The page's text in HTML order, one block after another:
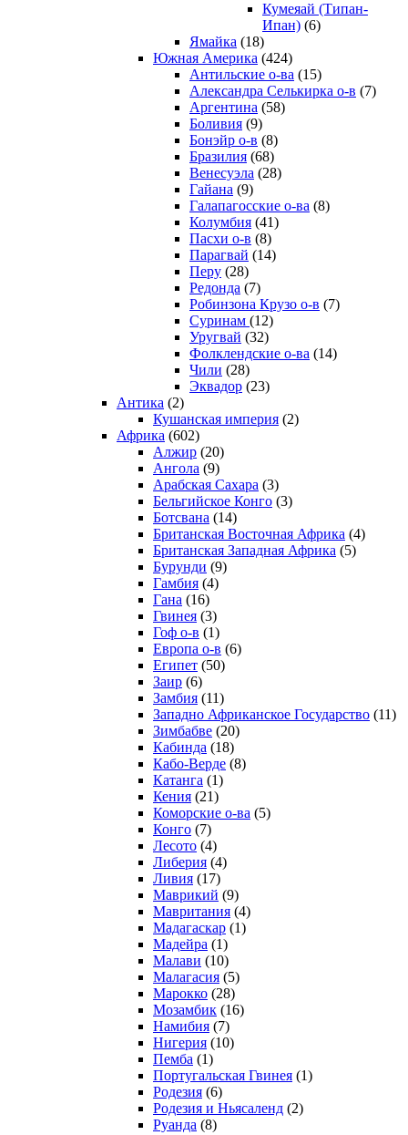
Кумеяай (Типан-
Ипан) (6)
Ямайка (18)
Южная Америка (424)
Антильские о-ва (15)
Александра Селькирка о-в (7)
Аргентина (58)
Боливия (9)
Бонэйр о-в (8)
Бразилия (68)
Венесуэла (28)
Гайана (9)
Галапагосские о-ва (8)
Колумбия (41)
Пасхи о-в (8)
Парагвай (14)
Перу (28)
Редонда (7)
Робинзона Крузо о-в (7)
Суринам (12)
Уругвай (32)
Фолклендские о-ва (14)
Чили (28)
Эквадор (23)
Антика (2)
Кушанская империя (2)
Африка (602)
Алжир (20)
Ангола (9)
Арабская Сахара (3)
Бельгийское Конго (3)
Ботсвана (14)
Британская Восточная Африка (4)
Британская Западная Африка (5)
Бурунди (9)
Гамбия (4)
Гана (16)
Гвинея (3)
Гоф о-в (1)
Европа о-в (6)
Египет (50)
Заир (6)
Замбия (11)
Западно Африканское Государство (11)
Зимбабве (20)
Кабинда (18)
Кабо-Верде (8)
Катанга (1)
Кения (21)
Коморcкие о-ва (5)
Конго (7)
Лесото (4)
Либерия (4)
Ливия (17)
Маврикий (9)
Мавритания (4)
Мадагаскар (1)
Мадейра (1)
Малави (10)
Малагасия (5)
Марокко (28)
Мозамбик (16)
Намибия (7)
Нигерия (10)
Пемба (1)
Португальская Гвинея (1)
Родезия (6)
Родезия и Ньясаленд (2)
Руанда (8)